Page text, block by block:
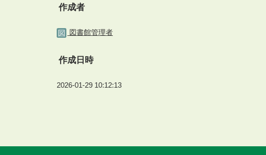
作成者
図書館管理者
作成日時
2026-01-29 10:12:13